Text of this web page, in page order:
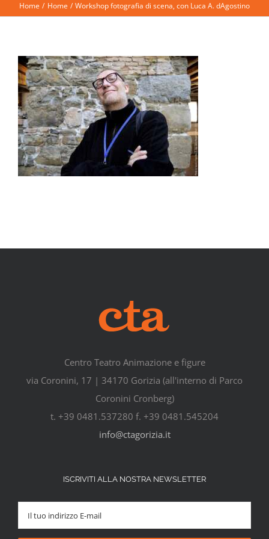
Home Home Workshop fotografia di scena, con Luca A. dAgostino
Centro Teatro Animazione e figure
via Coronini, 17 | 34170 Gorizia (all'interno di Parco
Coronini Cronberg)
t. +39 0481.537280 f. +39 0481.545204
info@ctagorizia.it
ISCRIVITI ALLA NOSTRA NEWSLETTER